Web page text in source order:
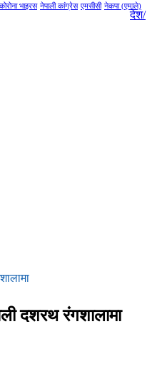
कोरोना भाइरस नेपाली कांग्रेस एमसीसी नेकपा (एमाले)
देश/
दशरथ रंगशालामा